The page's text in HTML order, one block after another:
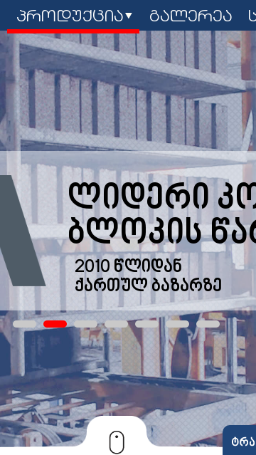
ლიდერი
ბლოკის
2010 წლიდან
ქართულ ბაზარზე
პროდუქცია გალერეა